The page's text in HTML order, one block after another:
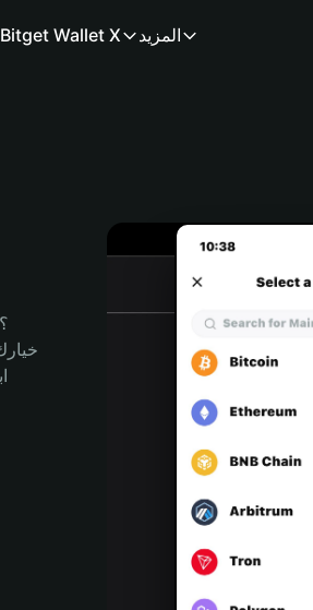
Bitget Wallet X المزيد